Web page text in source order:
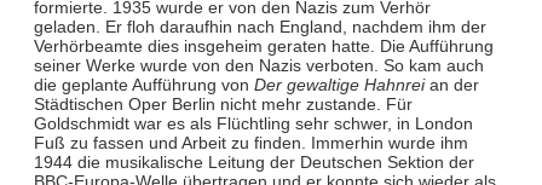
formierte. 1935 wurde er von den Nazis zum Verhör
geladen. Er floh daraufhin nach England, nachdem ihm der
Verhörbeamte dies insgeheim geraten hatte. Die Aufführung
seiner Werke wurde von den Nazis verboten. So kam auch
die geplante Aufführung von Der gewaltige Hahnreian der
Städtischen Oper Berlin nicht mehr zustande. Für
Goldschmidt war es als Flüchtling sehr schwer, in London
Fuß zu fassen und Arbeit zu finden. Immerhin wurde ihm
1944 die musikalische Leitung der Deutschen Sektion der
BBC-Europa-Welle übertragen und er konnte sich wieder als